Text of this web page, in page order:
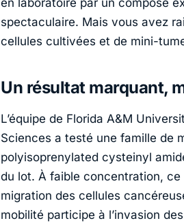
spectaculaire. Mais vous avez
cellules cultivées et de mini-
Un résultat marquant,
L’équipe de Florida A&M
Sciences a testé une famille de
polyisoprenylated cysteinyl
du lot. À faible concentration,
migration des cellules
mobilité participe à l’invasion